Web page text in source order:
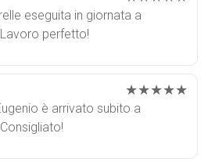
eseguita in giornata a
perfetto!
★★★★★
è arrivato subito a